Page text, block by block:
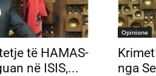
të HAMAS-
në ISIS,...
Opinione
nga